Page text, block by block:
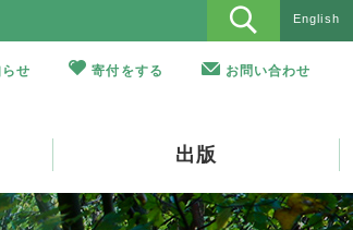
English
せ 寄付をする お問い合わせ
出版